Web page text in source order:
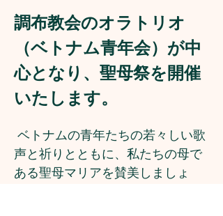
調布教会のオラトリオ
（ベトナム青年会）が中
心となり、聖母祭を開催
いたします。
声と祈りとともに、私たちの母で
ある聖母マリアを賛美しましょ